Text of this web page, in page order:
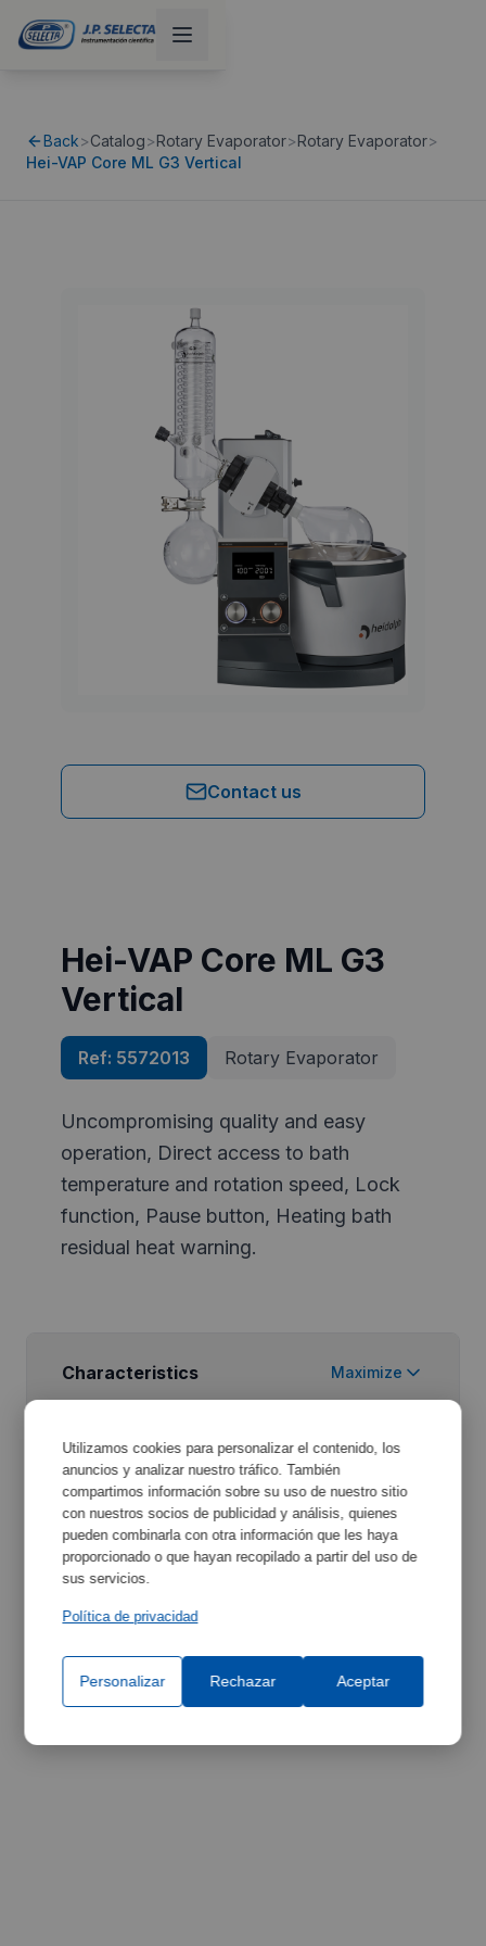
Back>Catalog>Rotary Evaporator>Rotary Evaporator>
Hei-VAP Core ML G3 Vertical
Contact us
Hei-VAP Core ML G3
Vertical
Ref: 5572013 Rotary Evaporator
Uncompromising quality and easy
operation, Direct access to bath
temperature and rotation speed, Lock
function, Pause button, Heating bath
residual heat warning.
Characteristics Maximize
Equipment Specifications Maximize
Utilizamos cookies para personalizar el contenido, los
anuncios y analizar nuestro tráfico. También
compartimos información sobre su uso de nuestro sitio
con nuestros socios de publicidad y análisis, quienes
pueden combinarla con otra información que les haya
proporcionado o que hayan recopilado a partir del uso de
sus servicios.
Política de privacidad
Personalizar Rechazar Aceptar